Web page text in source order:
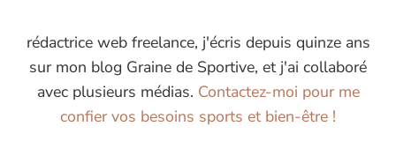
rédactrice web freelance, j'écris depuis quinze ans
sur mon blog Graine de Sportive, et j'ai collaboré
avec plusieurs médias. Contactez-moi pour me
confier vos besoins sports et bien-être !